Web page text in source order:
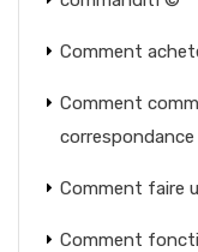
Comment
Comment
correspondance
Comment faire
Comment